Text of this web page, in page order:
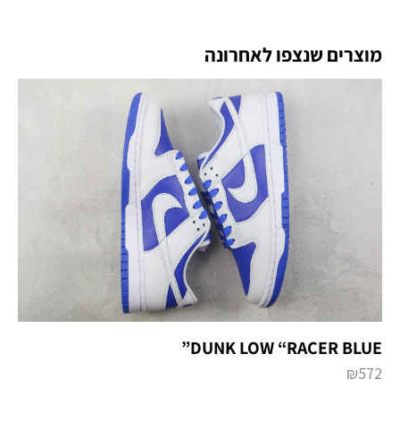
מוצרים שנצפו לאחרונה
DUNK LOW “RACER BLUE”
₪572